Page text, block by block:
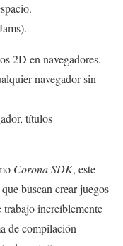
2D en navegadores.
navegador sin
títulos
Corona SDK, este
buscan crear juegos
increíblemente
de compilación